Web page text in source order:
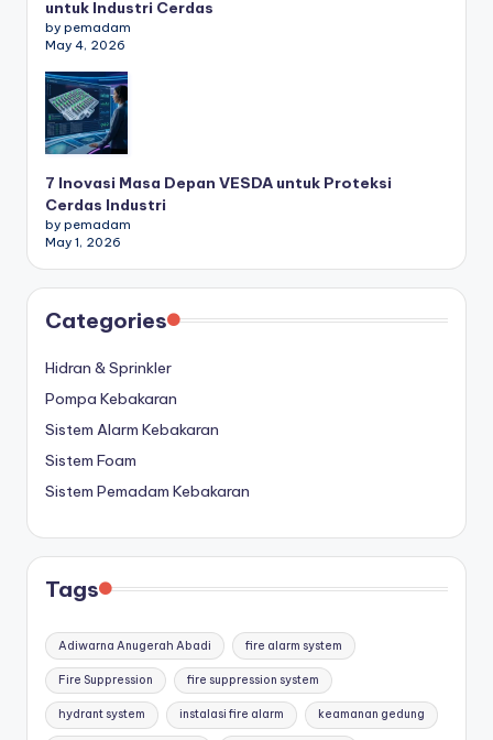
untuk Industri Cerdas
by pemadam
May 4, 2026
7 Inovasi Masa Depan VESDA untuk Proteksi
Cerdas Industri
by pemadam
May 1, 2026
Categories
Hidran & Sprinkler
Pompa Kebakaran
Sistem Alarm Kebakaran
Sistem Foam
Sistem Pemadam Kebakaran
Tags
Adiwarna Anugerah Abadi fire alarm system
Fire Suppression fire suppression system
hydrant system instalasi fire alarm keamanan gedung